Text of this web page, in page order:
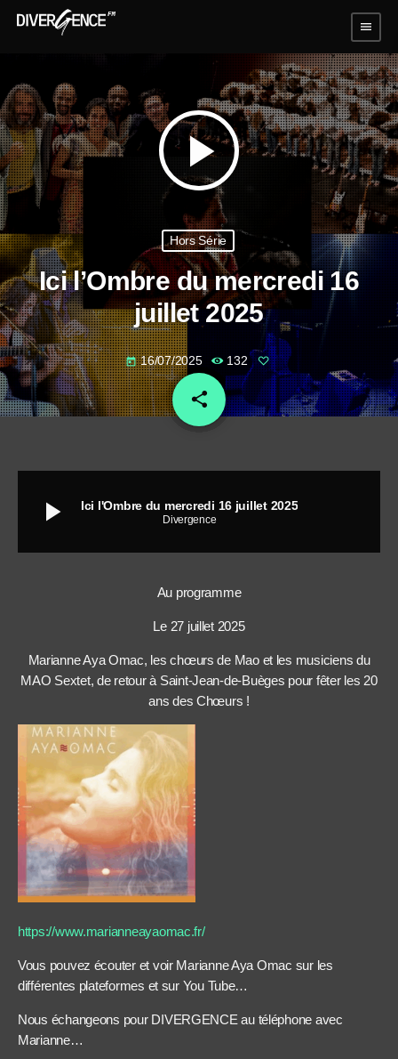
menu
play_arrow
Hors Série
Ici l’Ombre du mercredi 16
juillet 2025
today 16/07/2025 132
share
email
play_arrow Ici l'Ombre du mercredi 16 juillet 2025
Divergence
Au programme
Le 27 juillet 2025
Marianne Aya Omac, les chœurs de Mao et les musiciens du
MAO Sextet, de retour à Saint-Jean-de-Buèges pour fêter les 20
ans des Chœurs !
https://www.marianneayaomac.fr/
Vous pouvez écouter et voir Marianne Aya Omac sur les
différentes plateformes et sur You Tube…
Nous échangeons pour DIVERGENCE au téléphone avec
Marianne…